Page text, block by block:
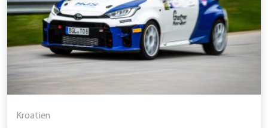
Kroatien